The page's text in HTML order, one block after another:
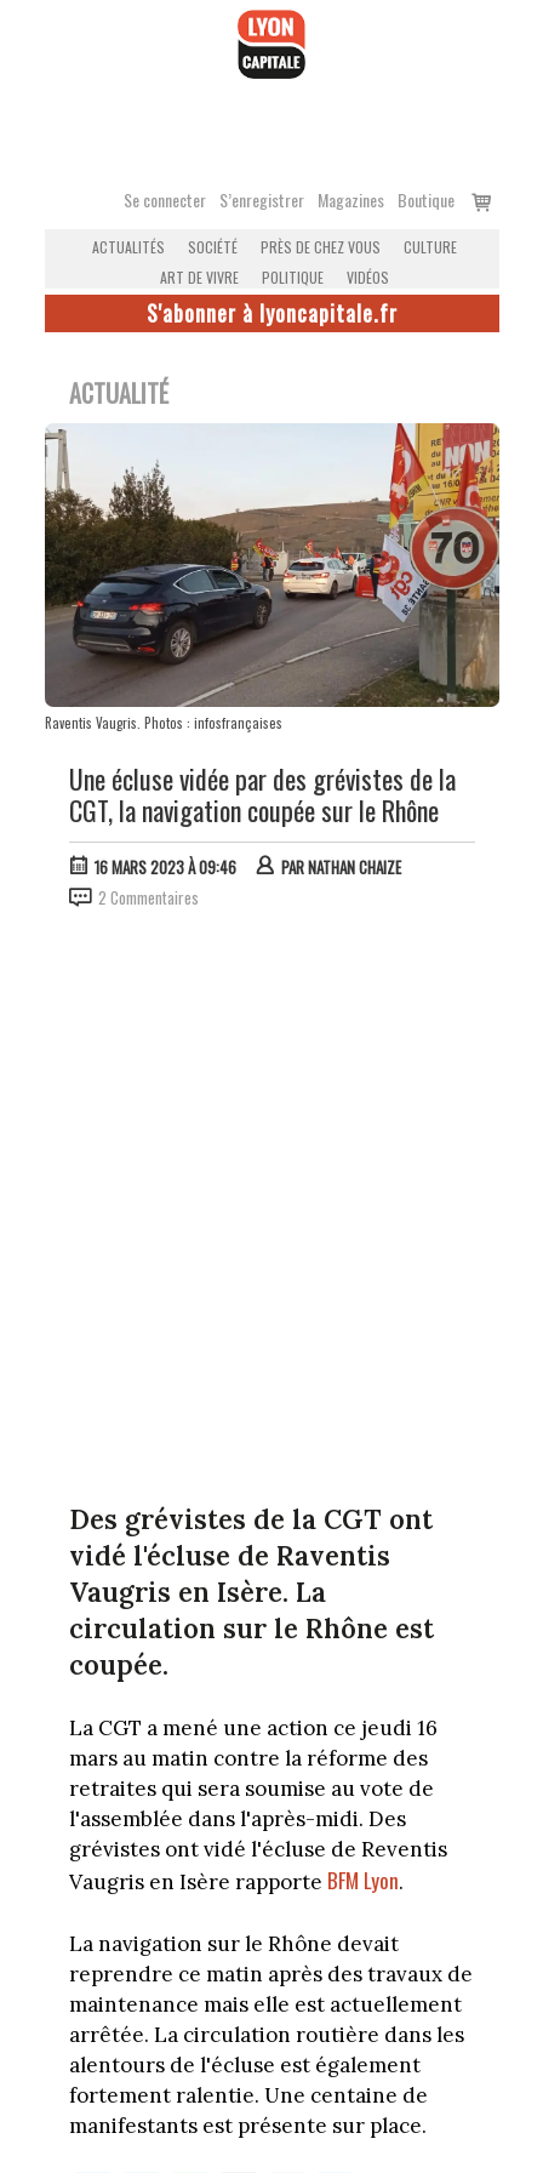
Se connecter S’enregistrer Magazines Boutique
Voir
ACTUALITÉS SOCIÉTÉ PRÈS DE CHEZ VOUS
CULTURE
ART DE VIVRE
POLITIQUE VIDÉOS
S'abonner à lyoncapitale.fr
ACTUALITÉ
Raventis Vaugris. Photos : infosfrançaises
Une écluse vidée par des grévistes de la
CGT, la navigation coupée sur le Rhône
16 MARS 2023 À 09:46 PARNATHAN CHAIZE
2 Commentaires
Des grévistes de la CGT ont
vidé l'écluse de Raventis
Vaugris en Isère. La
circulation sur le Rhône est
coupée.
La CGT a mené une action ce jeudi 16
mars au matin contre la réforme des
retraites qui sera soumise au vote de
l'assemblée dans l'après-midi. Des
grévistes ont vidé l'écluse de Reventis
Vaugris en Isère rapporte BFM Lyon.
La navigation sur le Rhône devait
reprendre ce matin après des travaux de
maintenance mais elle est actuellement
arrêtée. La circulation routière dans les
alentours de l'écluse est également
fortement ralentie. Une centaine de
manifestants est présente sur place.